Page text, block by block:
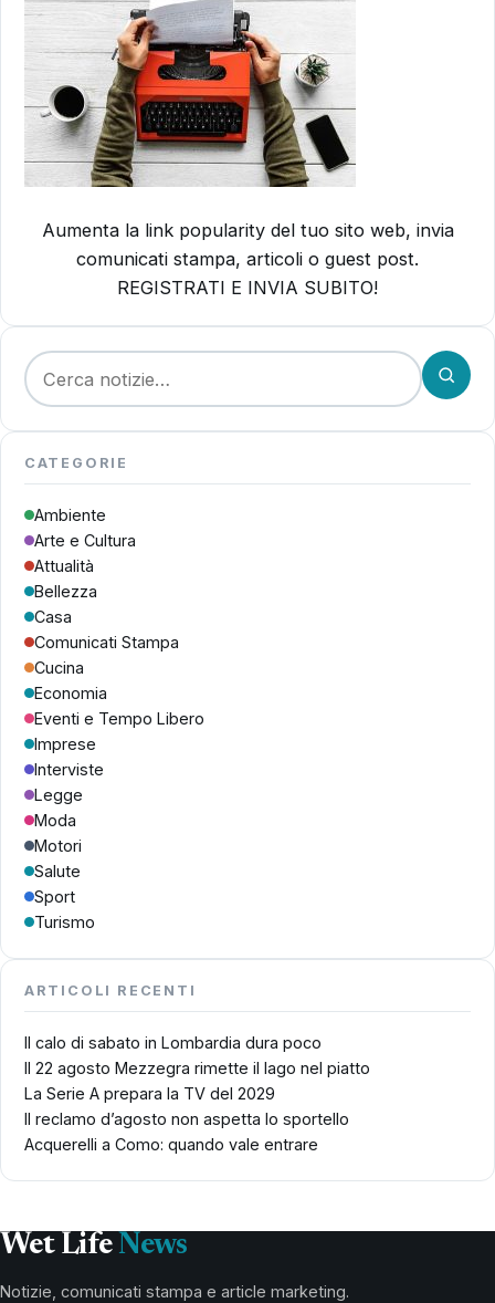
Aumenta la link popularity del tuo sito web, invia
comunicati stampa, articoli o guest post.
REGISTRATI E INVIA SUBITO!
Cerca:
CATEGORIE
Ambiente
Arte e Cultura
Attualità
Bellezza
Casa
Comunicati Stampa
Cucina
Economia
Eventi e Tempo Libero
Imprese
Interviste
Legge
Moda
Motori
Salute
Sport
Turismo
ARTICOLI RECENTI
Il calo di sabato in Lombardia dura poco
Il 22 agosto Mezzegra rimette il lago nel piatto
La Serie A prepara la TV del 2029
Il reclamo d’agosto non aspetta lo sportello
Acquerelli a Como: quando vale entrare
Wet Life News
Notizie, comunicati stampa e article marketing.